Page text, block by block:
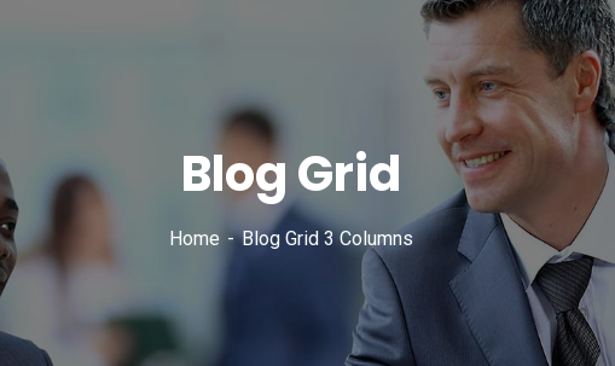
Blog Grid
Home Blog Grid 3 Columns